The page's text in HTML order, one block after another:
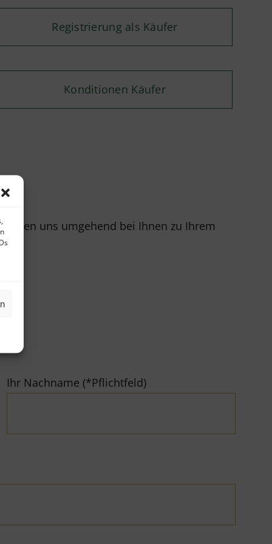
Registrierung als Käufer
Konditionen Käufer
uns umgehend bei Ihnen zu Ihrem
Ihr Nachname (*Pflichtfeld)